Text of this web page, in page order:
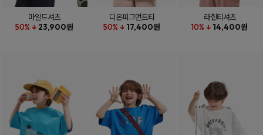
마일드셔츠
50% ↓ 23,900원
디온피그먼트티
50% ↓ 17,400원
라힌티셔츠
10% ↓ 14,400원